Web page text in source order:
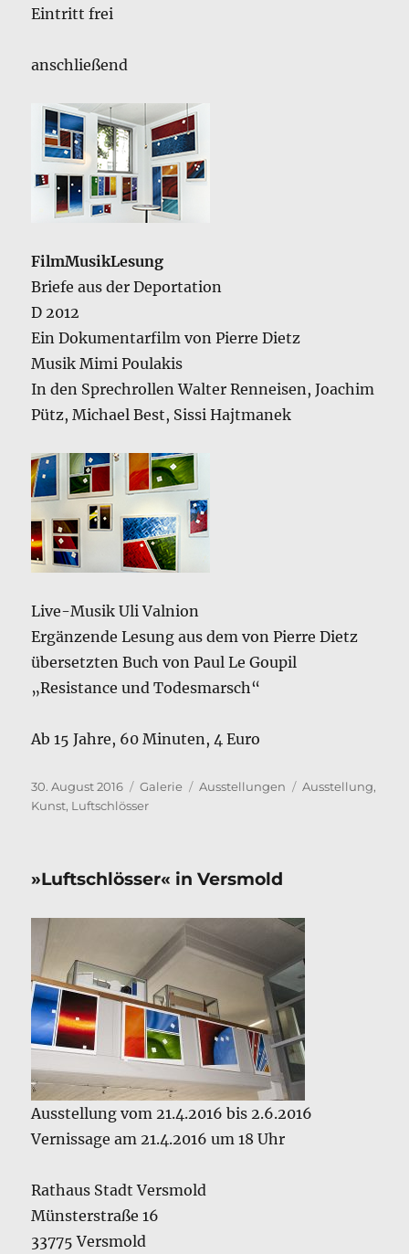
Eintritt frei
anschließend
FilmMusikLesung
Briefe aus der Deportation
D 2012
Ein Dokumentarfilm von Pierre Dietz
Musik Mimi Poulakis
In den Sprechrollen Walter Renneisen, Joachim
Pütz, Michael Best, Sissi Hajtmanek
Live-Musik Uli Valnion
Ergänzende Lesung aus dem von Pierre Dietz
übersetzten Buch von Paul Le Goupil
„Resistance und Todesmarsch“
Ab 15 Jahre, 60 Minuten, 4 Euro
Veröffentlicht
am
30. August 2016 Format
Galerie Kategorien
Ausstellungen Schlagwörter
Ausstellung,
Kunst, Luftschlösser
»Luftschlösser« in Versmold
Ausstellung vom 21.4.2016 bis 2.6.2016
Vernissage am 21.4.2016 um 18 Uhr
Rathaus Stadt Versmold
Münsterstraße 16
33775 Versmold